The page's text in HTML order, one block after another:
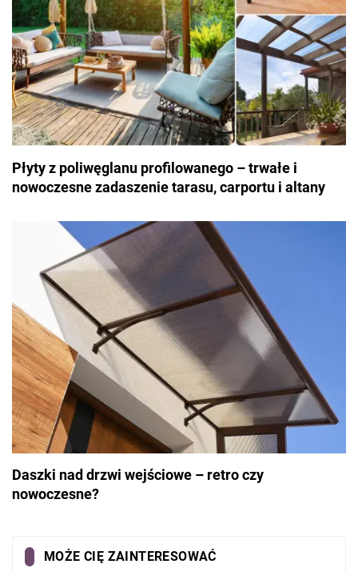
Płyty z poliwęglanu profilowanego – trwałe i
nowoczesne zadaszenie tarasu, carportu i altany
Daszki nad drzwi wejściowe – retro czy
nowoczesne?
MOŻE CIĘ ZAINTERESOWAĆ